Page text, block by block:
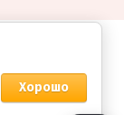
Хорошо